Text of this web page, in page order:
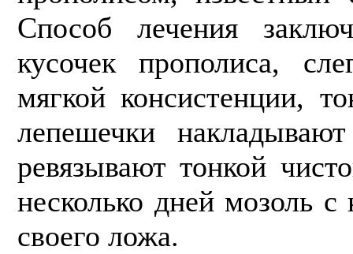
Способ лечения
кусочек прополи­са,
мягкой консистенции,
лепешечки
ревязывают тонкой
несколько дней мозоль
своего ложа.